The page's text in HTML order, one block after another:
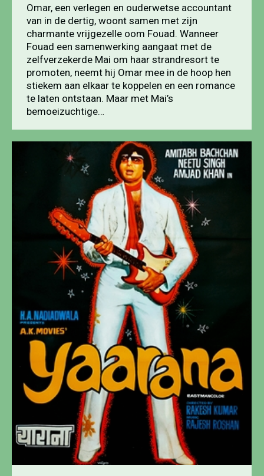
Omar, een verlegen en ouderwetse accountant
van in de dertig, woont samen met zijn
charmante vrijgezelle oom Fouad. Wanneer
Fouad een samenwerking aangaat met de
zelfverzekerde Mai om haar strandresort te
promoten, neemt hij Omar mee in de hoop hen
stiekem aan elkaar te koppelen en een romance
te laten ontstaan. Maar met Mai’s
bemoeizuchtige…